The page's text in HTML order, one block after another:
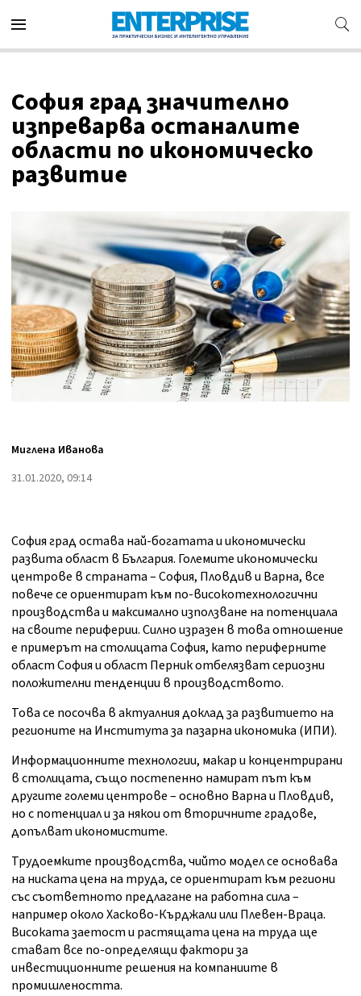
София град значително
изпреварва останалите
области по икономическо
развитие
Миглена Иванова
31.01.2020, 09:14
София град остава най-богатата и икономически
развита област в България. Големите икономически
центрове в страната – София, Пловдив и Варна, все
повече се ориентират към по-високотехнологични
производства и максимално използване на потенциала
на своите периферии. Силно изразен в това отношение
е примерът на столицата София, като периферните
област София и област Перник отбелязват сериозни
положителни тенденции в производството.
Това се посочва в актуалния доклад за развитието на
регионите на Института за пазарна икономика (ИПИ).
Информационните технологии, макар и концентрирани
в столицата, също постепенно намират път към
другите големи центрове – основно Варна и Пловдив,
но с потенциал и за някои от вторичните градове,
допълват икономистите.
Трудоемките производства, чийто модел се основава
на ниската цена на труда, се ориентират към региони
със съответното предлагане на работна сила –
например около Хасково-Кърджали или Плевен-Враца.
Високата заетост и растящата цена на труда ще
стават все по-определящи фактори за
инвестиционните решения на компаниите в
промишлеността.